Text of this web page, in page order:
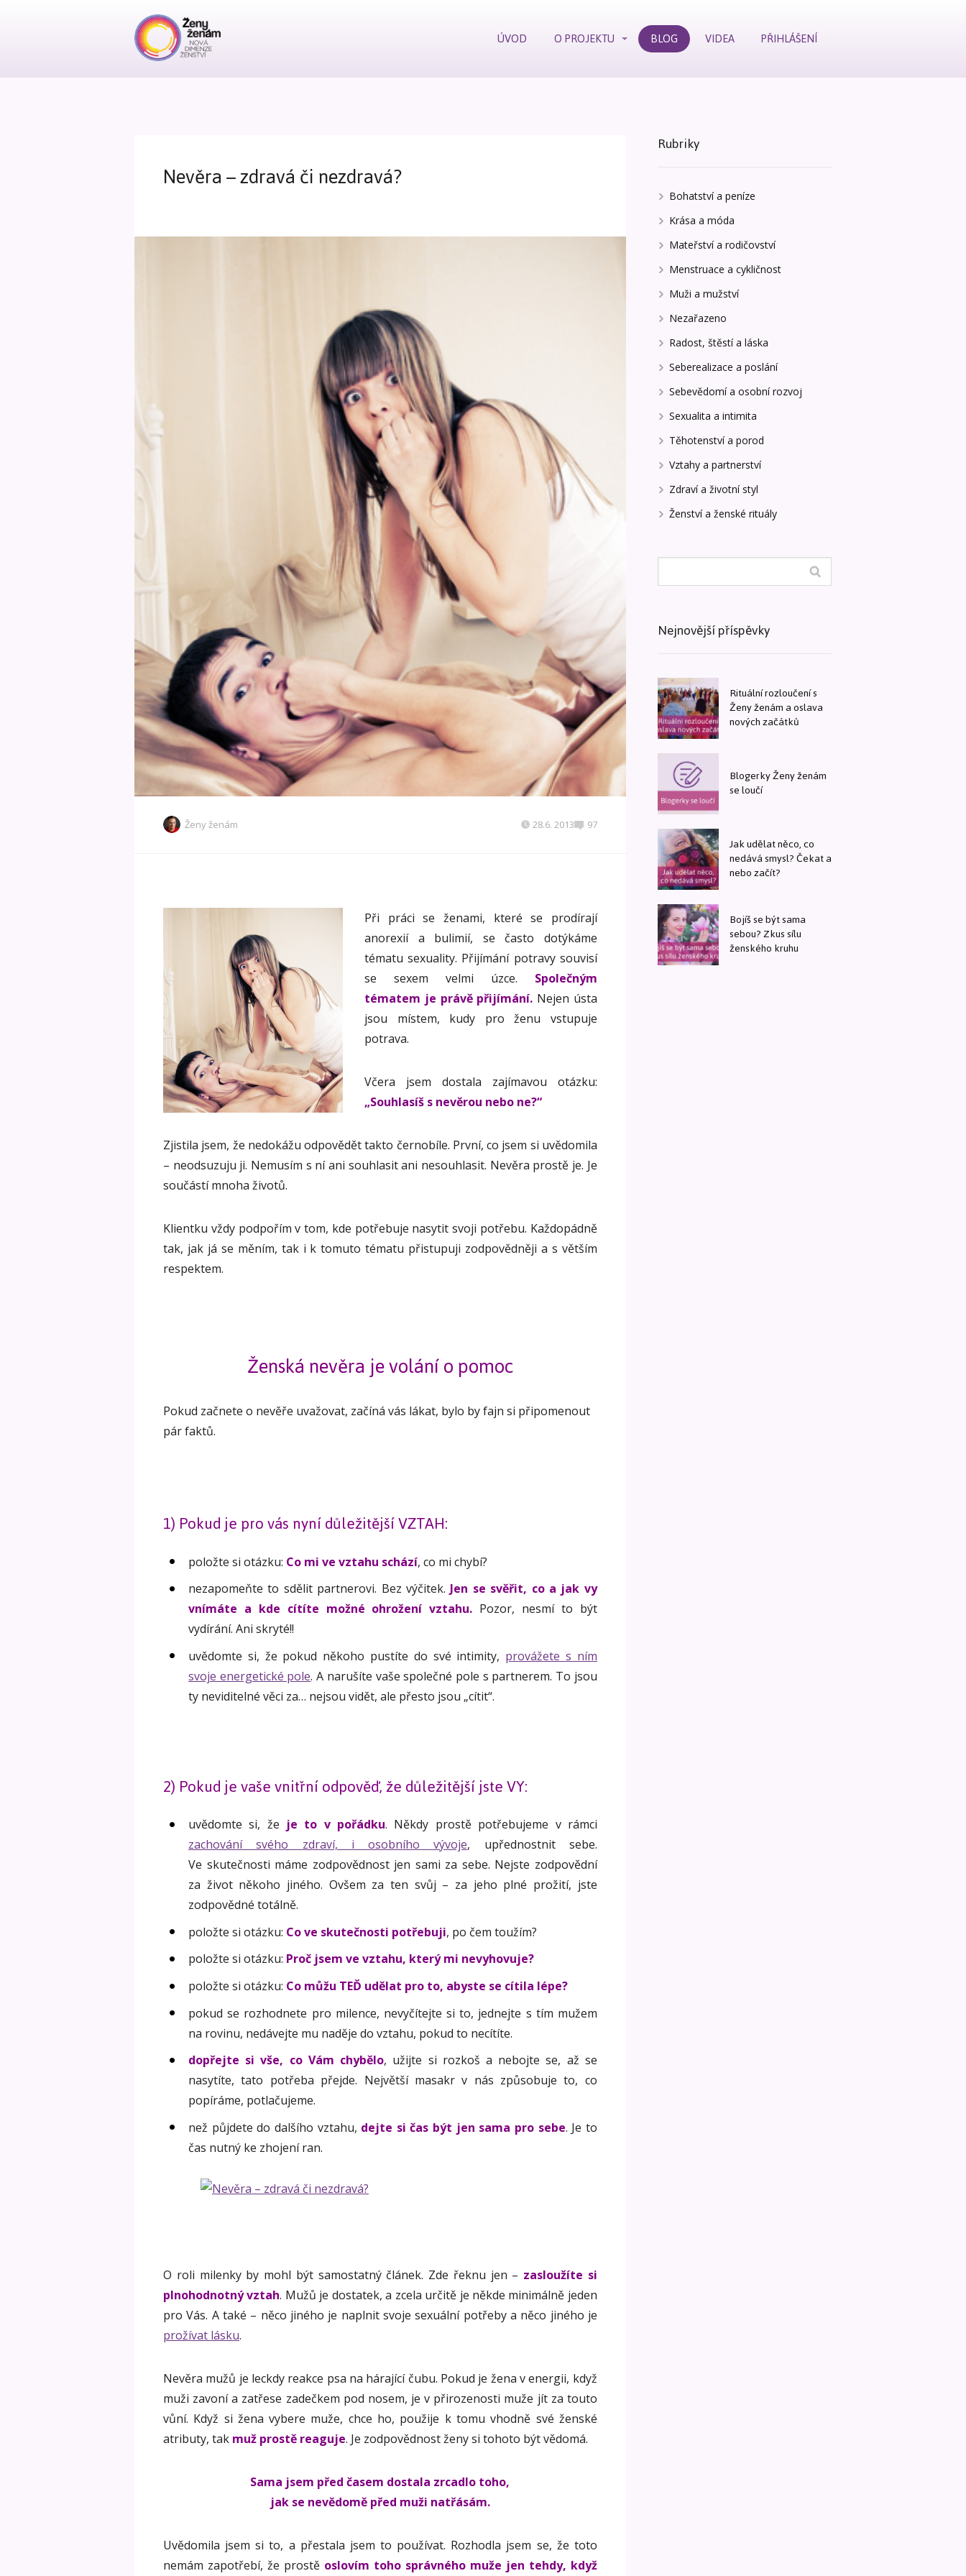
ÚVOD O PROJEKTU BLOG VIDEA PŘIHLÁŠENÍ
Nevěra – zdravá či nezdravá?
Ženy ženám 28.6. 2013 97
Při práci se ženami, které se prodírají
anorexií a bulimií, se často dotýkáme
tématu sexuality. Přijímání potravy souvisí
se sexem velmi úzce. Společným
tématem je právě přijímání. Nejen ústa
jsou místem, kudy pro ženu vstupuje
potrava.
Včera jsem dostala zajímavou otázku:
„Souhlasíš s nevěrou nebo ne?“
Zjistila jsem, že nedokážu odpovědět takto černobíle. První, co jsem si uvědomila
– neodsuzuju ji. Nemusím s ní ani souhlasit ani nesouhlasit. Nevěra prostě je. Je
součástí mnoha životů.
Klientku vždy podpořím v tom, kde potřebuje nasytit svoji potřebu. Každopádně
tak, jak já se měním, tak i k tomuto tématu přistupuji zodpovědněji a s větším
respektem.
Ženská nevěra je volání o pomoc
Pokud začnete o nevěře uvažovat, začíná vás lákat, bylo by fajn si připomenout
pár faktů.
1) Pokud je pro vás nyní důležitější VZTAH:
položte si otázku: Co mi ve vztahu schází, co mi chybí?
nezapomeňte to sdělit partnerovi. Bez výčitek. Jen se svěřit, co a jak vy
vnímáte a kde cítíte možné ohrožení vztahu. Pozor, nesmí to být
vydírání. Ani skryté!!
uvědomte si, že pokud někoho pustíte do své intimity, provážete s ním
svoje energetické pole. A narušíte vaše společné pole s partnerem. To jsou
ty neviditelné věci za… nejsou vidět, ale přesto jsou „cítit“.
2) Pokud je vaše vnitřní odpověď, že důležitější jste VY:
uvědomte si, že je to v pořádku. Někdy prostě potřebujeme v rámci
zachování svého zdraví, i osobního vývoje, upřednostnit sebe.
Ve skutečnosti máme zodpovědnost jen sami za sebe. Nejste zodpovědní
za život někoho jiného. Ovšem za ten svůj – za jeho plné prožití, jste
zodpovědné totálně.
položte si otázku: Co ve skutečnosti potřebuji, po čem toužím?
položte si otázku: Proč jsem ve vztahu, který mi nevyhovuje?
položte si otázku: Co můžu TEĎ udělat pro to, abyste se cítila lépe?
pokud se rozhodnete pro milence, nevyčítejte si to, jednejte s tím mužem
na rovinu, nedávejte mu naděje do vztahu, pokud to necítíte.
dopřejte si vše, co Vám chybělo, užijte si rozkoš a nebojte se, až se
nasytíte, tato potřeba přejde. Největší masakr v nás způsobuje to, co
popíráme, potlačujeme.
než půjdete do dalšího vztahu, dejte si čas být jen sama pro sebe. Je to
čas nutný ke zhojení ran.
O roli milenky by mohl být samostatný článek. Zde řeknu jen – zasloužíte si
plnohodnotný vztah. Mužů je dostatek, a zcela určitě je někde minimálně jeden
pro Vás. A také – něco jiného je naplnit svoje sexuální potřeby a něco jiného je
prožívat lásku.
Nevěra mužů je leckdy reakce psa na hárající čubu. Pokud je žena v energii, když
muži zavoní a zatřese zadečkem pod nosem, je v přirozenosti muže jít za touto
vůní. Když si žena vybere muže, chce ho, použije k tomu vhodně své ženské
atributy, tak muž prostě reaguje. Je zodpovědnost ženy si tohoto být vědomá.
Sama jsem před časem dostala zrcadlo toho,
jak se nevědomě před muži natřásám.
Uvědomila jsem si to, a přestala jsem to používat. Rozhodla jsem se, že toto
nemám zapotřebí, že prostě oslovím toho správného muže jen tehdy, když
Rubriky
Bohatství a peníze
Krása a móda
Mateřství a rodičovství
Menstruace a cykličnost
Muži a mužství
Nezařazeno
Radost, štěstí a láska
Seberealizace a poslání
Sebevědomí a osobní rozvoj
Sexualita a intimita
Těhotenství a porod
Vztahy a partnerství
Zdraví a životní styl
Ženství a ženské rituály
Nejnovější příspěvky
Rituální rozloučení s
Ženy ženám a oslava
nových začátků
Blogerky Ženy ženám
se loučí
Jak udělat něco, co
nedává smysl? Čekat a
nebo začít?
Bojíš se být sama
sebou? Zkus sílu
ženského kruhu